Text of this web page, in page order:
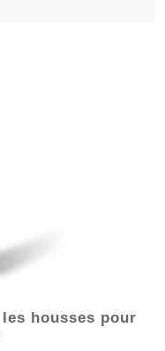
housses pour